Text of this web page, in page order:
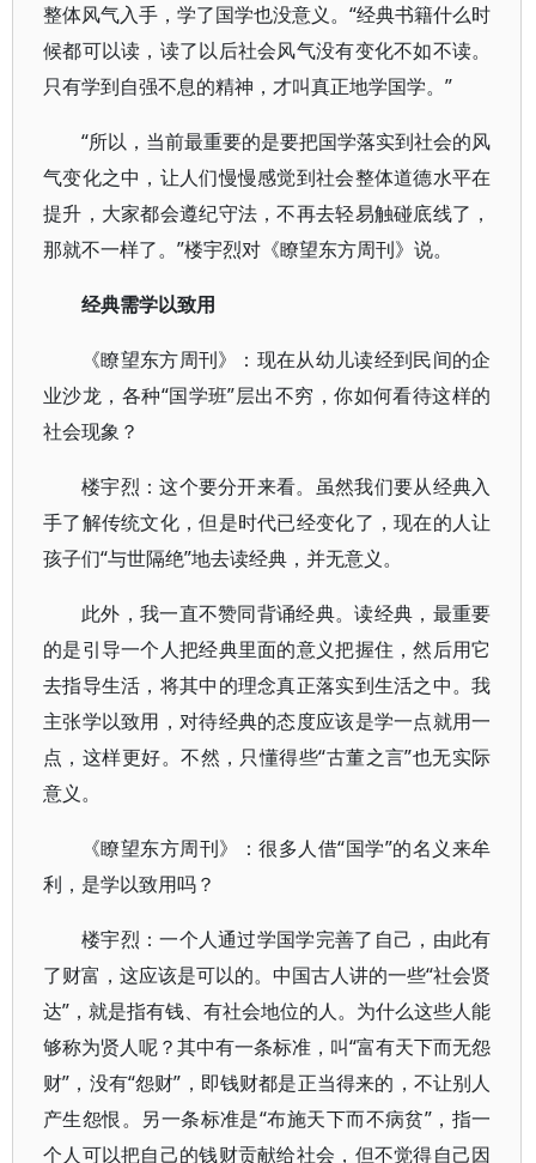
整体风气入手，学了国学也没意义。“经典书籍什么时
候都可以读，读了以后社会风气没有变化不如不读。
只有学到自强不息的精神，才叫真正地学国学。”
“所以，当前最重要的是要把国学落实到社会的风
气变化之中，让人们慢慢感觉到社会整体道德水平在
提升，大家都会遵纪守法，不再去轻易触碰底线了，
那就不一样了。”楼宇烈对《瞭望东方周刊》说。
经典需学以致用
《瞭望东方周刊》：现在从幼儿读经到民间的企
业沙龙，各种“国学班”层出不穷，你如何看待这样的
社会现象？
楼宇烈：这个要分开来看。虽然我们要从经典入
手了解传统文化，但是时代已经变化了，现在的人让
孩子们“与世隔绝”地去读经典，并无意义。
此外，我一直不赞同背诵经典。读经典，最重要
的是引导一个人把经典里面的意义把握住，然后用它
去指导生活，将其中的理念真正落实到生活之中。我
主张学以致用，对待经典的态度应该是学一点就用一
点，这样更好。不然，只懂得些“古董之言”也无实际
意义。
《瞭望东方周刊》：很多人借“国学”的名义来牟
利，是学以致用吗？
楼宇烈：一个人通过学国学完善了自己，由此有
了财富，这应该是可以的。中国古人讲的一些“社会贤
达”，就是指有钱、有社会地位的人。为什么这些人能
够称为贤人呢？其中有一条标准，叫“富有天下而无怨
财”，没有“怨财”，即钱财都是正当得来的，不让别人
产生怨恨。另一条标准是“布施天下而不病贫”，指一
个人可以把自己的钱财贡献给社会，但不觉得自己因